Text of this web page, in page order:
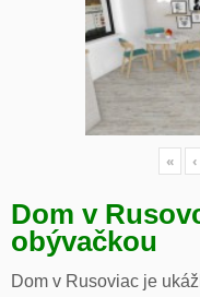
« ‹
Dom v
obývačkou
Dom v Rusoviac je